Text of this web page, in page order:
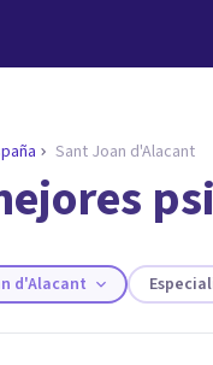
MI TERAPEUTA
ayuda
cuestionario
Sant Joan d'Alacant
d'Alacant